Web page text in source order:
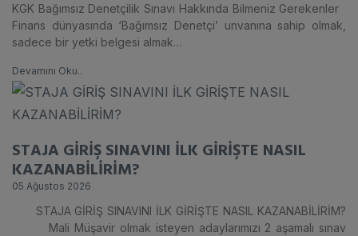
KGK Bağımsız Denetçilik Sınavı Hakkında Bilmeniz Gerekenler
Finans dünyasında ‘Bağımsız Denetçi’ unvanına sahip olmak,
sadece bir yetki belgesi almak…
Devamını Oku..
STAJA GİRİŞ SINAVINI İLK GİRİŞTE NASIL
KAZANABİLİRİM?
05 Ağustos 2026
STAJA GİRİŞ SINAVINI İLK GİRİŞTE NASIL KAZANABİLİRİM?
Mali Müşavir olmak isteyen adaylarımızı 2 aşamalı sınav